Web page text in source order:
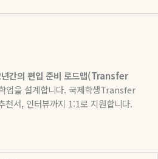
년간의 편입 준비 로드맵(Transfer
업을 설계합니다. 국제학생Transfer
천서, 인터뷰까지 1:1로지원합니다.